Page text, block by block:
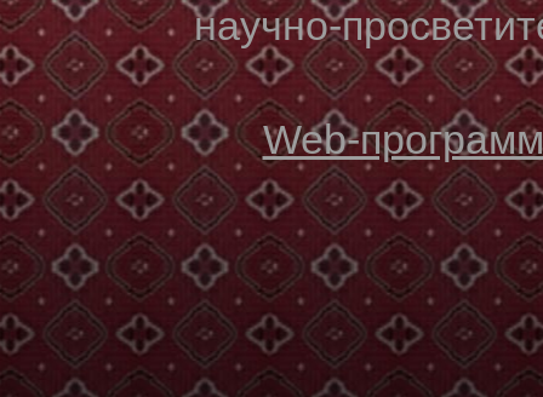
научно-
Web-